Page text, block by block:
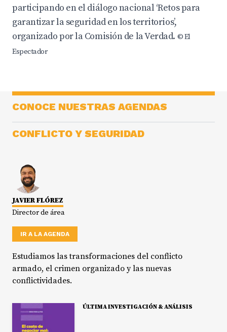
participando en el diálogo nacional ‘Retos para
garantizar la seguridad en los territorios’,
organizado por la Comisión de la Verdad. © El
Espectador
CONOCE NUESTRAS AGENDAS
JAVIER FLÓREZ
Director de área
IR A LA AGENDA
CONFLICTO Y SEGURIDAD
Estudiamos las transformaciones del conflicto
armado, el crimen organizado y las nuevas
conflictividades.
ÚLTIMA INVESTIGACIÓN & ANÁLISIS